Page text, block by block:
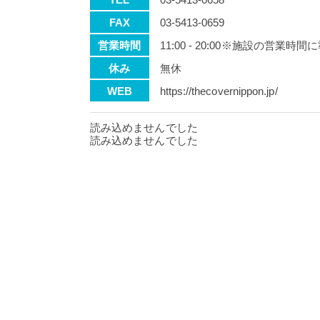
FAX
03-5413-0659
営業時間
11:00 - 20:00※施設の営業時間
休み
無休
WEB
https://thecovernippon.jp/
読み込めませんでした
読み込めませんでした